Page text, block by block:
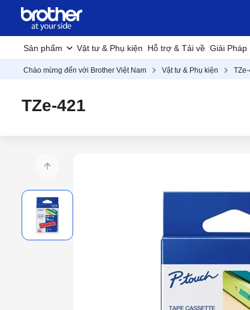
Sản phẩm Vật tư & Phụ kiện Hỗ trợ & Tải về Giải Pháp
Chào mừng đến với Brother Việt Nam Vật tư & Phụ kiện
TZe-421